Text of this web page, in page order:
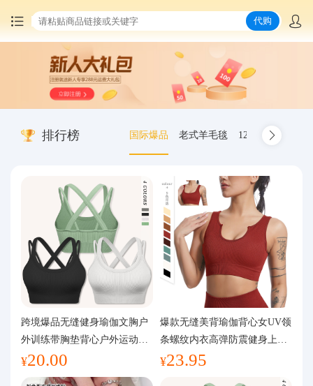
中国商品代购
集运服务
最新公告
物流资讯
代购问答
关于我们
代购
排行榜 国际爆品 老式羊毛毯 12.00-20 truck
跨境爆品无缝健身瑜伽文胸户
外训练带胸垫背心户外运动瑜
伽服女
¥20.00
爆款无缝美背瑜伽背心女UV领
条螺纹内衣高弹防震健身上装
运动文胸
¥23.95